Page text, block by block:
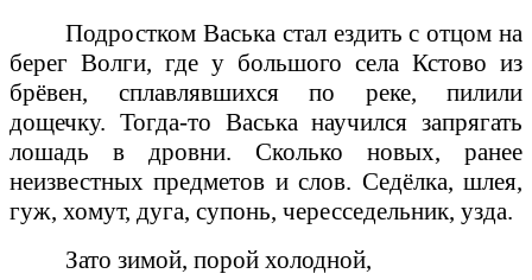
Подростком Васька стал ездить с отцом на
берег Волги, где у большого села Кстово из
брёвен, сплавлявшихся по реке, пилили
дощечку. Тогда-то Васька научился запрягать
лошадь в дровни. Сколько новых, ранее
неизвестных предметов и слов. Седёлка, шлея,
гуж, хомут, дуга, супонь, чересседельник, узда.
Зато зимой, порой холодной,